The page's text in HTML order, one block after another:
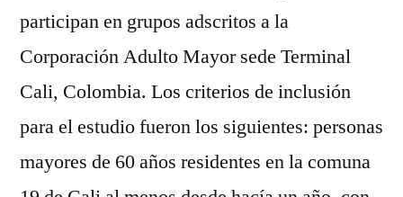
participan en grupos adscritos a la
Corporación Adulto Mayor sede Terminal
Cali, Colombia. Los criterios de inclusión
para el estudio fueron los siguientes: personas
mayores de 60 años residentes en la comuna